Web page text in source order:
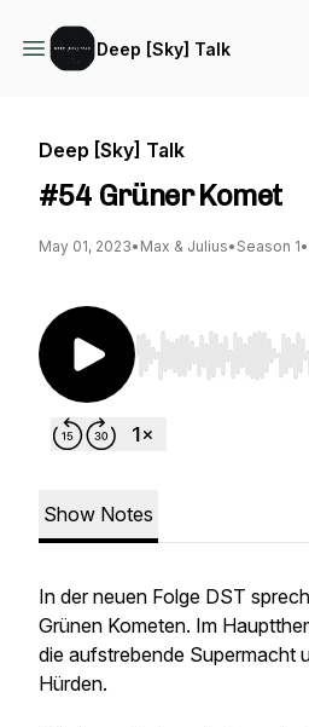
Deep [Sky] Talk
Deep [Sky] Talk
#54 Grüner Komet
May 01, 2023• Max & Julius• Season 1•
Use Left/Right to
Show Notes
In der neuen Folge DST
Grünen Kometen. Im
die aufstrebende Supermacht
Hürden.